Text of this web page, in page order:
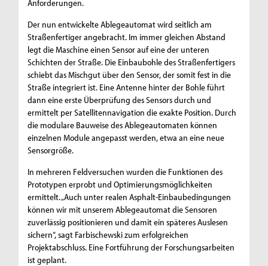
Anforderungen.
Der nun entwickelte Ablegeautomat wird seitlich am
Straßenfertiger angebracht. Im immer gleichen Abstand
legt die Maschine einen Sensor auf eine der unteren
Schichten der Straße. Die Einbaubohle des Straßenfertigers
schiebt das Mischgut über den Sensor, der somit fest in die
Straße integriert ist. Eine Antenne hinter der Bohle führt
dann eine erste Überprüfung des Sensors durch und
ermittelt per Satellitennavigation die exakte Position. Durch
die modulare Bauweise des Ablegeautomaten können
einzelnen Module angepasst werden, etwa an eine neue
Sensorgröße.
In mehreren Feldversuchen wurden die Funktionen des
Prototypen erprobt und Optimierungsmöglichkeiten
ermittelt. „Auch unter realen Asphalt-Einbaubedingungen
können wir mit unserem Ablegeautomat die Sensoren
zuverlässig positionieren und damit ein späteres Auslesen
sichern“, sagt Farbischewski zum erfolgreichen
Projektabschluss. Eine Fortführung der Forschungsarbeiten
ist geplant.